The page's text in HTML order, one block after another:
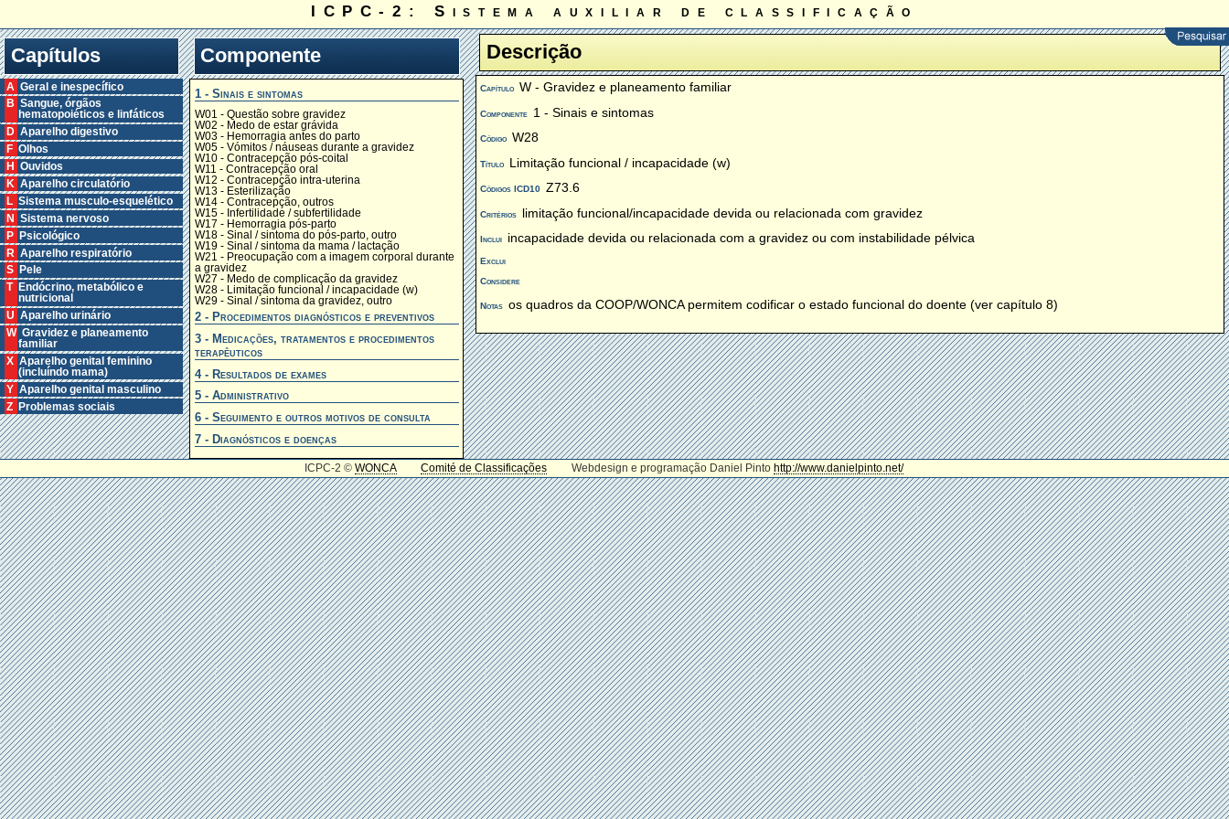
ICPC-2: Sistema auxiliar de classificação
Capítulos
A Geral e inespecífico
B Sangue, órgãos
hematopoiéticos e linfáticos
D Aparelho digestivo
F Olhos
H Ouvidos
K Aparelho circulatório
L Sistema musculo-esquelético
N Sistema nervoso
P Psicológico
R Aparelho respiratório
S Pele
T Endócrino, metabólico e
nutricional
U Aparelho urinário
W Gravidez e planeamento
familiar
X Aparelho genital feminino
(incluíndo mama)
Y Aparelho genital masculino
Z Problemas sociais
Componente
1 - Sinais e sintomas
W01 - Questão sobre gravidez
W02 - Medo de estar grávida
W03 - Hemorragia antes do parto
W05 - Vómitos / náuseas durante a gravidez
W10 - Contracepção pós-coital
W11 - Contracepção oral
W12 - Contracepção intra-uterina
W13 - Esterilização
W14 - Contracepção, outros
W15 - Infertilidade / subfertilidade
W17 - Hemorragia pós-parto
W18 - Sinal / sintoma do pós-parto, outro
W19 - Sinal / sintoma da mama / lactação
W21 - Preocupação com a imagem corporal durante
a gravidez
W27 - Medo de complicação da gravidez
W28 - Limitação funcional / incapacidade (w)
W29 - Sinal / sintoma da gravidez, outro
2 - Procedimentos diagnósticos e preventivos
3 - Medicações, tratamentos e procedimentos
terapêuticos
4 - Resultados de exames
5 - Administrativo
6 - Seguimento e outros motivos de consulta
7 - Diagnósticos e doenças
Descrição
Capítulo W - Gravidez e planeamento familiar
Componente 1 - Sinais e sintomas
Código W28
Título Limitação funcional / incapacidade (w)
Códigos ICD10 Z73.6
Critérios limitação funcional/incapacidade devida ou relacionada com gravidez
Inclui incapacidade devida ou relacionada com a gravidez ou com instabilidade pélvica
Exclui
Considere
Notas os quadros da COOP/WONCA permitem codificar o estado funcional do doente (ver capítulo 8)
ICPC-2 ©WONCA Comité de Classificações Webdesign e programação Daniel Pinto http://www.danielpinto.net/